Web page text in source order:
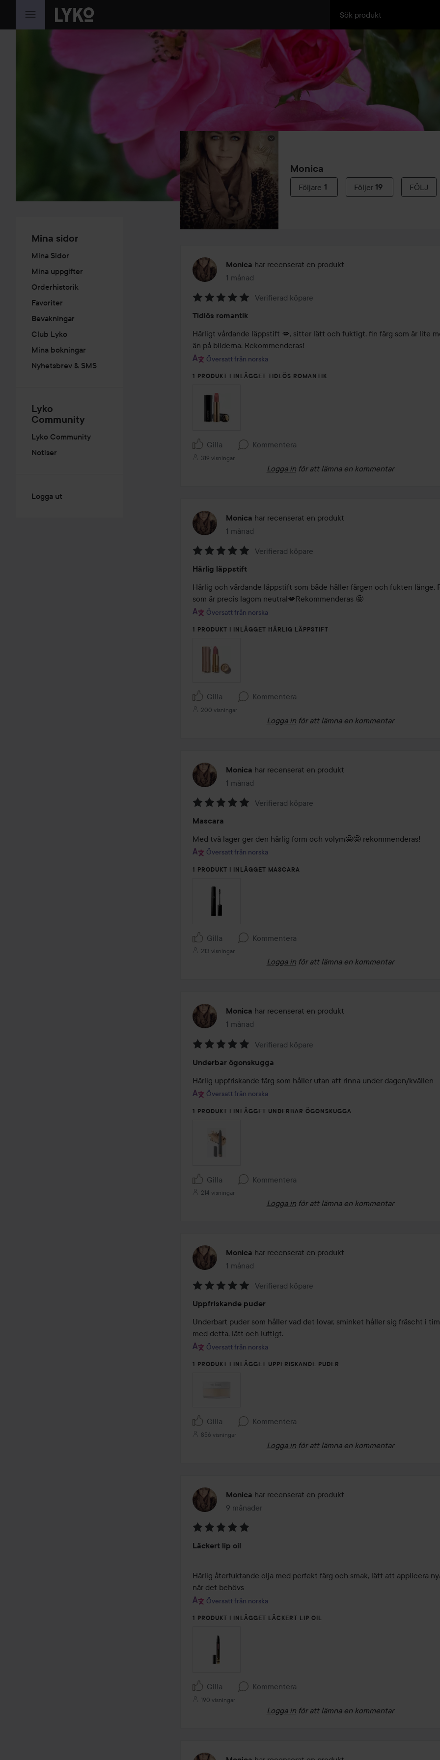
HOPPA TILL INNEHÅLLET
Mina sidor
Mina Sidor
Mina uppgifter
Orderhistorik
Favoriter
Bevakningar
Club Lyko
Mina bokningar
Nyhetsbrev & SMS
Lyko
Community
Lyko Community
Notiser
Logga ut
Monica
Följare 1 Följer 19 FÖLJ
Monica har recenserat en produkt
1 månad
Inlägget skapades 1 månad
5
av
5
Verifierad köpare
Tidlös romantik
Härligt vårdande läppstift 💋, sitter lätt och fuktigt, fin färg som är lite
än på bilderna. Rekommenderas!
Översatt från norska
1 PRODUKT I INLÄGGET TIDLÖS ROMANTIK
Gilla Kommentera
319 visningar
Logga in för att lämna en kommentar
Monica har recenserat en produkt
1 månad
Inlägget skapades 1 månad
5
av
5
Verifierad köpare
Härlig läppstift
Härlig och vårdande läppstift som både håller färgen och fukten länge.
som är precis lagom neutral💋Rekommenderas 🤩
Översatt från norska
1 PRODUKT I INLÄGGET HÄRLIG LÄPPSTIFT
Gilla Kommentera
200 visningar
Logga in för att lämna en kommentar
Monica har recenserat en produkt
1 månad
Inlägget skapades 1 månad
5
av
5
Verifierad köpare
Mascara
Med två lager ger den härlig form och volym🤩🤩 rekommenderas!
Översatt från norska
1 PRODUKT I INLÄGGET MASCARA
Gilla Kommentera
213 visningar
Logga in för att lämna en kommentar
Monica har recenserat en produkt
1 månad
Inlägget skapades 1 månad
5
av
5
Verifierad köpare
Underbar ögonskugga
Härlig uppfriskande färg som håller utan att rinna under dagen/kvällen
Översatt från norska
1 PRODUKT I INLÄGGET UNDERBAR ÖGONSKUGGA
Gilla Kommentera
214 visningar
Logga in för att lämna en kommentar
Monica har recenserat en produkt
1 månad
Inlägget skapades 1 månad
5
av
5
Verifierad köpare
Uppfriskande puder
Underbart puder som håller vad det lovar, sminket håller sig fräscht i
med detta, lätt och luftigt.
Översatt från norska
1 PRODUKT I INLÄGGET UPPFRISKANDE PUDER
Gilla Kommentera
856 visningar
Logga in för att lämna en kommentar
Monica har recenserat en produkt
9 månader
Inlägget skapades 9 månader
5
5
Läckert lip oil
Härlig återfuktande olja med perfekt färg och smak, lätt att applicera
när det behövs
Översatt från norska
1 PRODUKT I INLÄGGET LÄCKERT LIP OIL
Gilla Kommentera
190 visningar
Logga in för att lämna en kommentar